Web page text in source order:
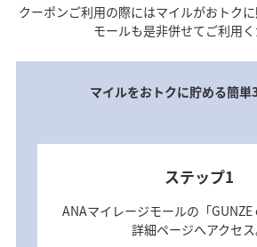
クーポンご利用の際にはマイルがおトク
モールも是非併せてご利用く
マイルをおトクに貯める簡単
ステップ1
ANAマイレージモールの「GUNZE
詳細ページへアクセス